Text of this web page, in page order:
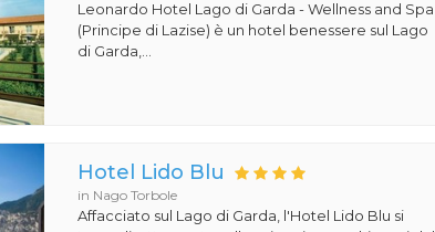
Leonardo Hotel Lago di Garda - Wellness and Spa
(Principe di Lazise) è un hotel benessere sul Lago
di Garda,...
Hotel Lido Blu
in Nago Torbole
Affacciato sul Lago di Garda, l'Hotel Lido Blu si